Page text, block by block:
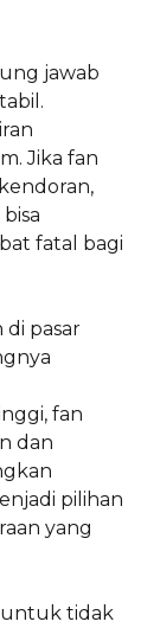
jawab
Jika fan
fatal bagi
pasar
fan
dan
pilihan
yang
untuk tidak